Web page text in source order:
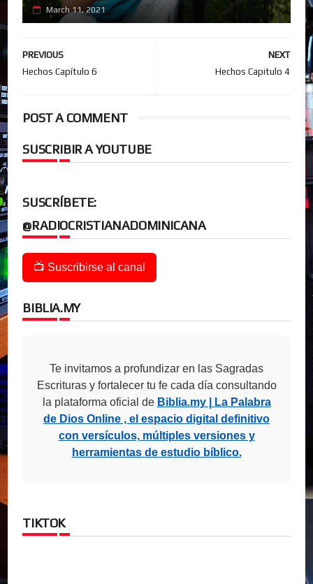
March 11, 2021
NEXT
Hechos Capitulo 4
PREVIOUS
Hechos Capítulo 6
POST A COMMENT
SUSCRIBIR A YOUTUBE
SUSCRÍBETE:
@RADIOCRISTIANADOMINICANA
📺 Suscribirse al canal
BIBLIA.MY
Te invitamos a profundizar en las Sagradas
Escrituras y fortalecer tu fe cada día consultando
la plataforma oficial de Biblia.my | La Palabra
de Dios Online , el espacio digital definitivo
con versículos, múltiples versiones y
herramientas de estudio bíblico.
TIKTOK